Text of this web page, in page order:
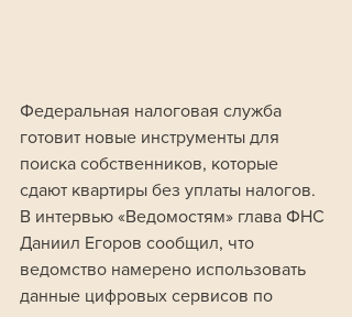
Федеральная налоговая служба
готовит новые инструменты для
поиска собственников, которые
сдают квартиры без уплаты налогов.
В интервью «Ведомостям» глава ФНС
Даниил Егоров сообщил, что
ведомство намерено использовать
данные цифровых сервисов по